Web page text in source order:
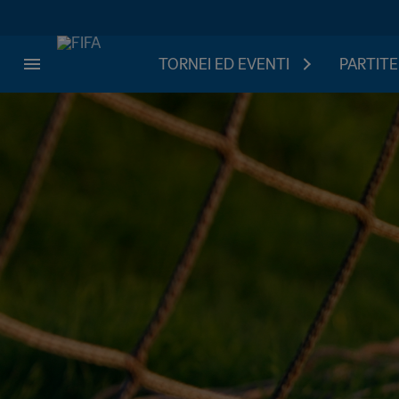
TORNEI ED EVENTI